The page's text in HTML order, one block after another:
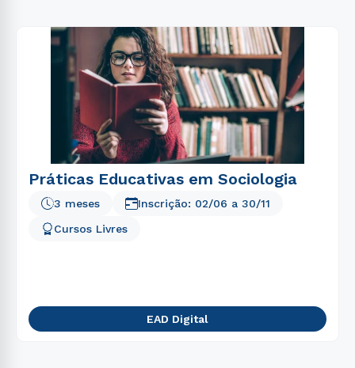
Práticas Educativas em Sociologia
3 meses
Cursos Livres
Inscrição: 02/06 a 30/11
EAD Digital